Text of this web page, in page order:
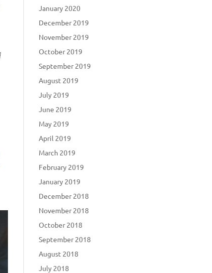
January 2020
December 2019
November 2019
October 2019
September 2019
August 2019
July 2019
June 2019
May 2019
April 2019
March 2019
February 2019
January 2019
December 2018
November 2018
October 2018
September 2018
August 2018
July 2018